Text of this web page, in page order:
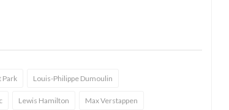
Park Louis-Philippe Dumoulin
Lewis Hamilton Max Verstappen